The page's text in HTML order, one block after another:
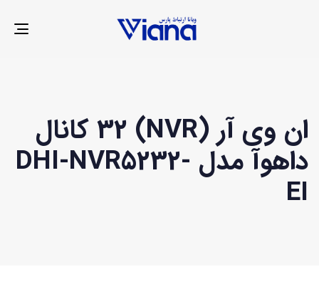
ان وی آر (NVR) 32 کانال
داهوآ مدل DHI-NVR5232-
EI